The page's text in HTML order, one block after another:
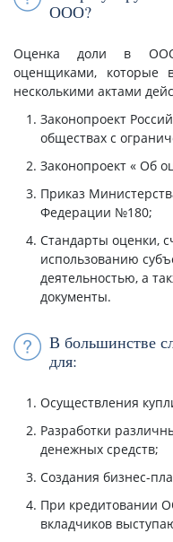
ООО?
Оценка доли в ООО
оценщиками, которые
несколькими актами
Законопроект
обществах с
Законопроект « Об
Приказ
Федерации №180;
Стандарты оценки,
использованию
деятельностью, а
документы.
В большинстве
для:
Осуществления
Разработки
денежных средств;
Создания бизнес-
При кредитовании
вкладчиков